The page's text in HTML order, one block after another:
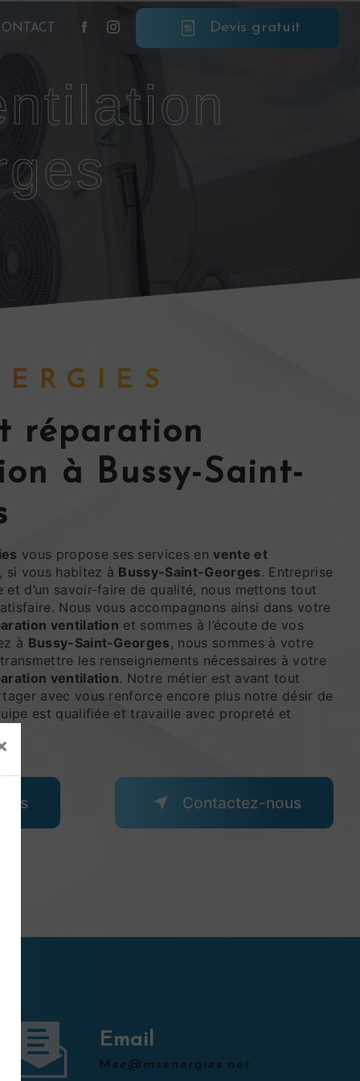
Devis gratuit
à Bussy-Saint-
vous propose ses services envente et
, si vous habitez à Bussy-Saint-Georges. Entreprise
et d’un savoir-faire de qualité, nous mettons tout
Nous vous accompagnons ainsi dans votre
ventilation et sommes à l’écoute de vos
à Bussy-Saint-Georges , nous sommes à votre
les renseignements nécessaires à votre
ventilation. Notre métier est avant tout
avec vous renforce encore plus notre désir de
est qualifiée et travaille avec propreté et
Contactez-nous
Email
mse@msenergies.net